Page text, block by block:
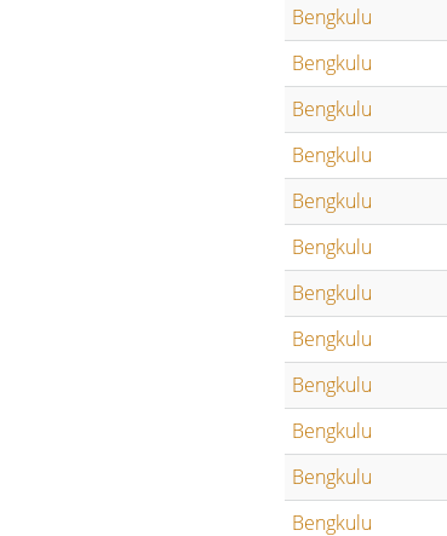
Bengkulu
Bengkulu
Bengkulu
Bengkulu
Bengkulu
Bengkulu
Bengkulu
Bengkulu
Bengkulu
Bengkulu
Bengkulu
Bengkulu